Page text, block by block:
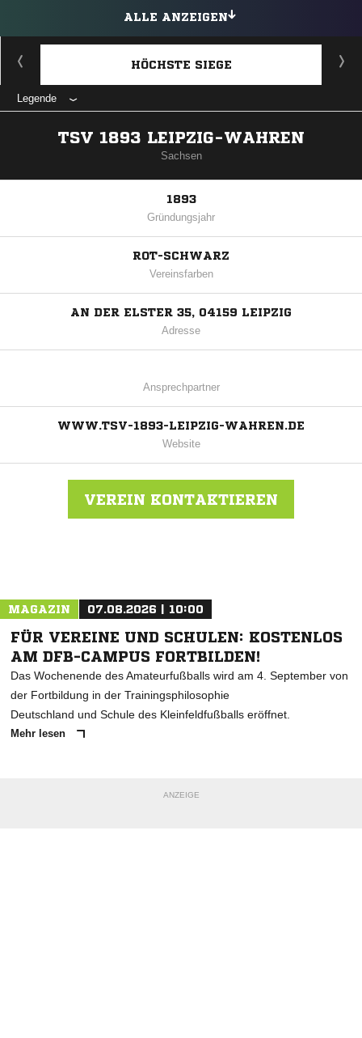
ALLE ANZEIGEN
HÖCHSTE SIEGE
Legende
TSV 1893 LEIPZIG-WAHREN
Sachsen
1893
Gründungsjahr
ROT-SCHWARZ
Vereinsfarben
AN DER ELSTER 35, 04159 LEIPZIG
Adresse
Ansprechpartner
WWW.TSV-1893-LEIPZIG-WAHREN.DE
Website
VEREIN KONTAKTIEREN
MAGAZIN 07.08.2026 | 10:00
FÜR VEREINE UND SCHULEN: KOSTENLOS
AM DFB-CAMPUS FORTBILDEN!
Das Wochenende des Amateurfußballs wird am 4. September von
der Fortbildung in der Trainingsphilosophie
Deutschland und Schule des Kleinfeldfußballs eröffnet.
Mehr lesen
ANZEIGE